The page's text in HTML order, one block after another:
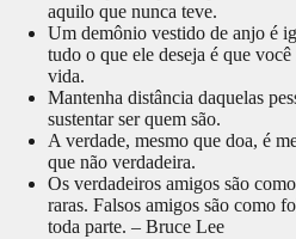
aquilo que nunca teve.
Um demônio vestido de anjo é
tudo o que ele deseja é que
vida.
Mantenha distância daquelas
sustentar ser quem são.
A verdade, mesmo que doa, é
que não verdadeira.
Os verdadeiros amigos são
raras. Falsos amigos são como
toda parte. – Bruce Lee